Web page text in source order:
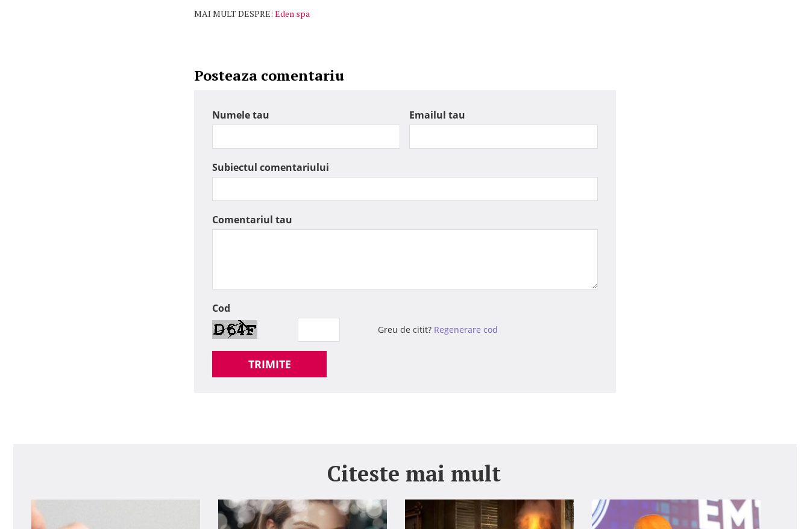
MAI MULT DESPRE: Eden spa
Posteaza comentariu
Numele tau Emailul tau
Subiectul comentariului
Comentariul tau
Cod
Greu de citit? Regenerare cod
TRIMITE
Citeste mai mult